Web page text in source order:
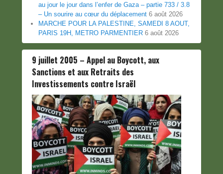
au jour le jour dans l’enfer de Gaza – partie 733 / 3.8
– Un sourire au cœur du déplacement 6 août 2026
MARCHE POUR LA PALESTINE, SAMEDI 8 AOUT,
PARIS 19H, METRO PARMENTIER 6 août 2026
9 juillet 2005 – Appel au Boycott, aux
Sanctions et aux Retraits des
Investissements contre Israël